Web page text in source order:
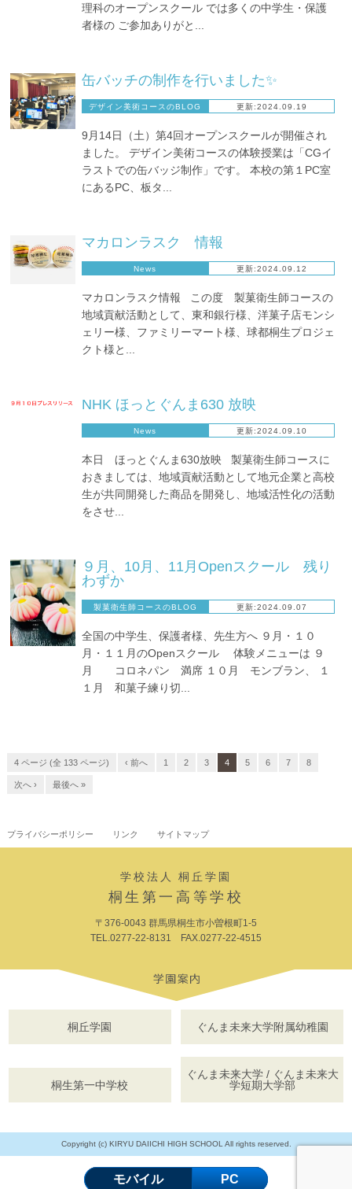
理科のオープンスクール では多くの中学生・保護
者様の ご参加ありがと...
缶バッチの制作を行いました✨
デザイン美術コースのBLOG 更新:2024.09.19
9月14日（土）第4回オープンスクールが開催され
ました。 デザイン美術コースの体験授業は「CGイ
ラストでの缶バッジ制作」です。 本校の第１PC室
にあるPC、板タ...
マカロンラスク 情報
News 更新:2024.09.12
マカロンラスク情報 この度 製菓衛生師コースの
地域貢献活動として、東和銀行様、洋菓子店モンシ
ェリー様、ファミリーマート様、球都桐生プロジェ
クト様と...
NHK ほっとぐんま630 放映
News 更新:2024.09.10
本日 ほっとぐんま630放映 製菓衛生師コースに
おきましては、地域貢献活動として地元企業と高校
生が共同開発した商品を開発し、地域活性化の活動
をさせ...
９月、10月、11月Openスクール 残り
わずか
製菓衛生師コースのBLOG 更新:2024.09.07
全国の中学生、保護者様、先生方へ ９月・１０
月・１１月のOpenスクール 体験メニューは ９
月 コロネパン 満席 １０月 モンブラン、 １
１月 和菓子練り切...
4 ページ (全 133 ページ) ‹ 前へ 1 2 3 4 5 6 7 8
次へ › 最後へ »
プライバシーポリシー リンク サイトマップ
学校法人 桐丘学園
桐生第一高等学校
〒376-0043 群馬県桐生市小曽根町1-5
TEL.0277-22-8131 FAX.0277-22-4515
桐丘学園 ぐんま未来大学附属幼稚園
桐生第一中学校
ぐんま未来大学 / ぐんま未来大
学短期大学部
Copyright (c) KIRYU DAIICHI HIGH SCHOOL All rights reserved.
モバイル PC